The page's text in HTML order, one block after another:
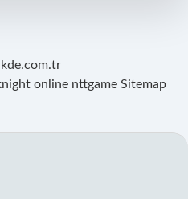
online nttgame Sitemap